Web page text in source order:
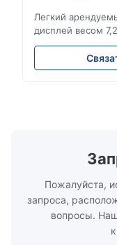
Легкий
дисплей весом
обновления 3840
и разрешением
подходит для
Пожалуйста,
запроса,
вопросы.